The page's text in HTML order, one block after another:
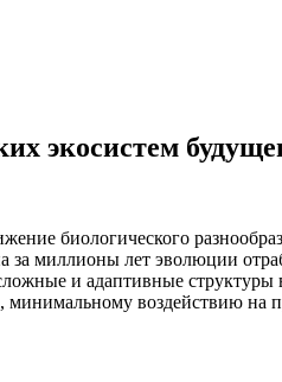
экосистем
биологического
за миллионы лет эволюции
и адаптивные
минимальному воздействию